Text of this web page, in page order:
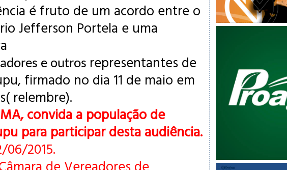
é fruto de um acordo entre o
Jefferson Portela e uma
e outros representantes de
firmado no dia 11 de maio em
relembre).
convida a população de
para participar desta audiência.
06/2015.
de Vereadores de